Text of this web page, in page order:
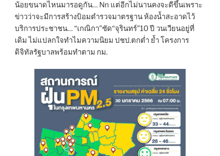
น้อยขนาดไหนมารอดูกัน… Nn แต่อีกไม่นานคงจะดีขึ้นเพราะ
ข่าวว่าจะมีการสร้างป้อมตำรวจมาตรฐาน ห้องน้ำสะอาดไว้
บริการประชาชน… “เกณิกา”ซัด“จุรินทร์”10 ปี วนเวียนอยู่ที่
เดิม ไม่แปลกใจทำไมความนิยม ปชป.ตกต่ำ ย้ำ โครงการ
ดิจิทัลรัฐบาลพร้อมทำตาม กม.